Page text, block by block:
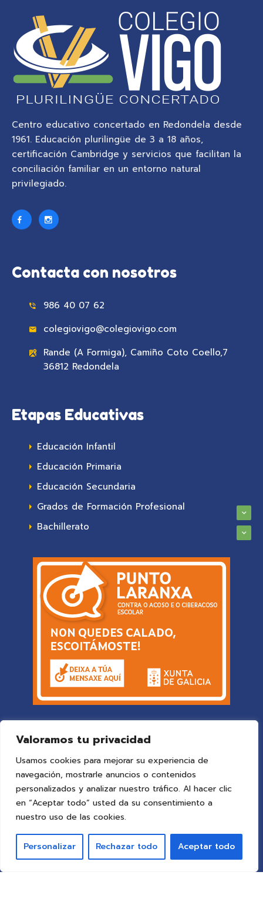
Valoramos tu privacidad
Usamos cookies para mejorar su experiencia de
navegación, mostrarle anuncios o contenidos
personalizados y analizar nuestro tráfico. Al hacer clic
en “Aceptar todo” usted da su consentimiento a
nuestro uso de las cookies.
Personalizar Rechazar todo Aceptar todo
Centro educativo concertado en Redondela desde
1961. Educación plurilingüe de 3 a 18 años,
certificación Cambridge y servicios que facilitan la
conciliación familiar en un entorno natural
privilegiado.
Contacta con nosotros
986 40 07 62
colegiovigo@colegiovigo.com
Rande (A Formiga), Camiño Coto Coello,7
36812 Redondela
Etapas Educativas
Educación Infantil
Educación Primaria
Educación Secundaria
Grados de Formación Profesional
Bachillerato
© 2025 Colegio Vigoby ideaspropias publicidad&web
Todos los derechos reservados.
Aviso Legal